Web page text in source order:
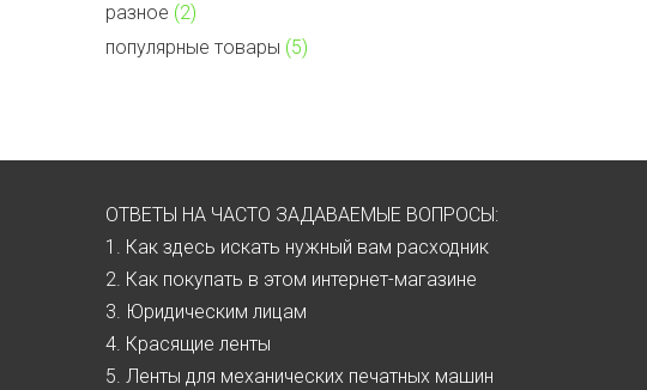
разное (2)
популярные товары (5)
ОТВЕТЫ НА ЧАСТО ЗАДАВАЕМЫЕ ВОПРОСЫ:
1. Как здесь искать нужный вам расходник
2. Как покупать в этом интернет-магазине
3. Юридическим лицам
4. Красящие ленты
5. Ленты для механических печатных машин